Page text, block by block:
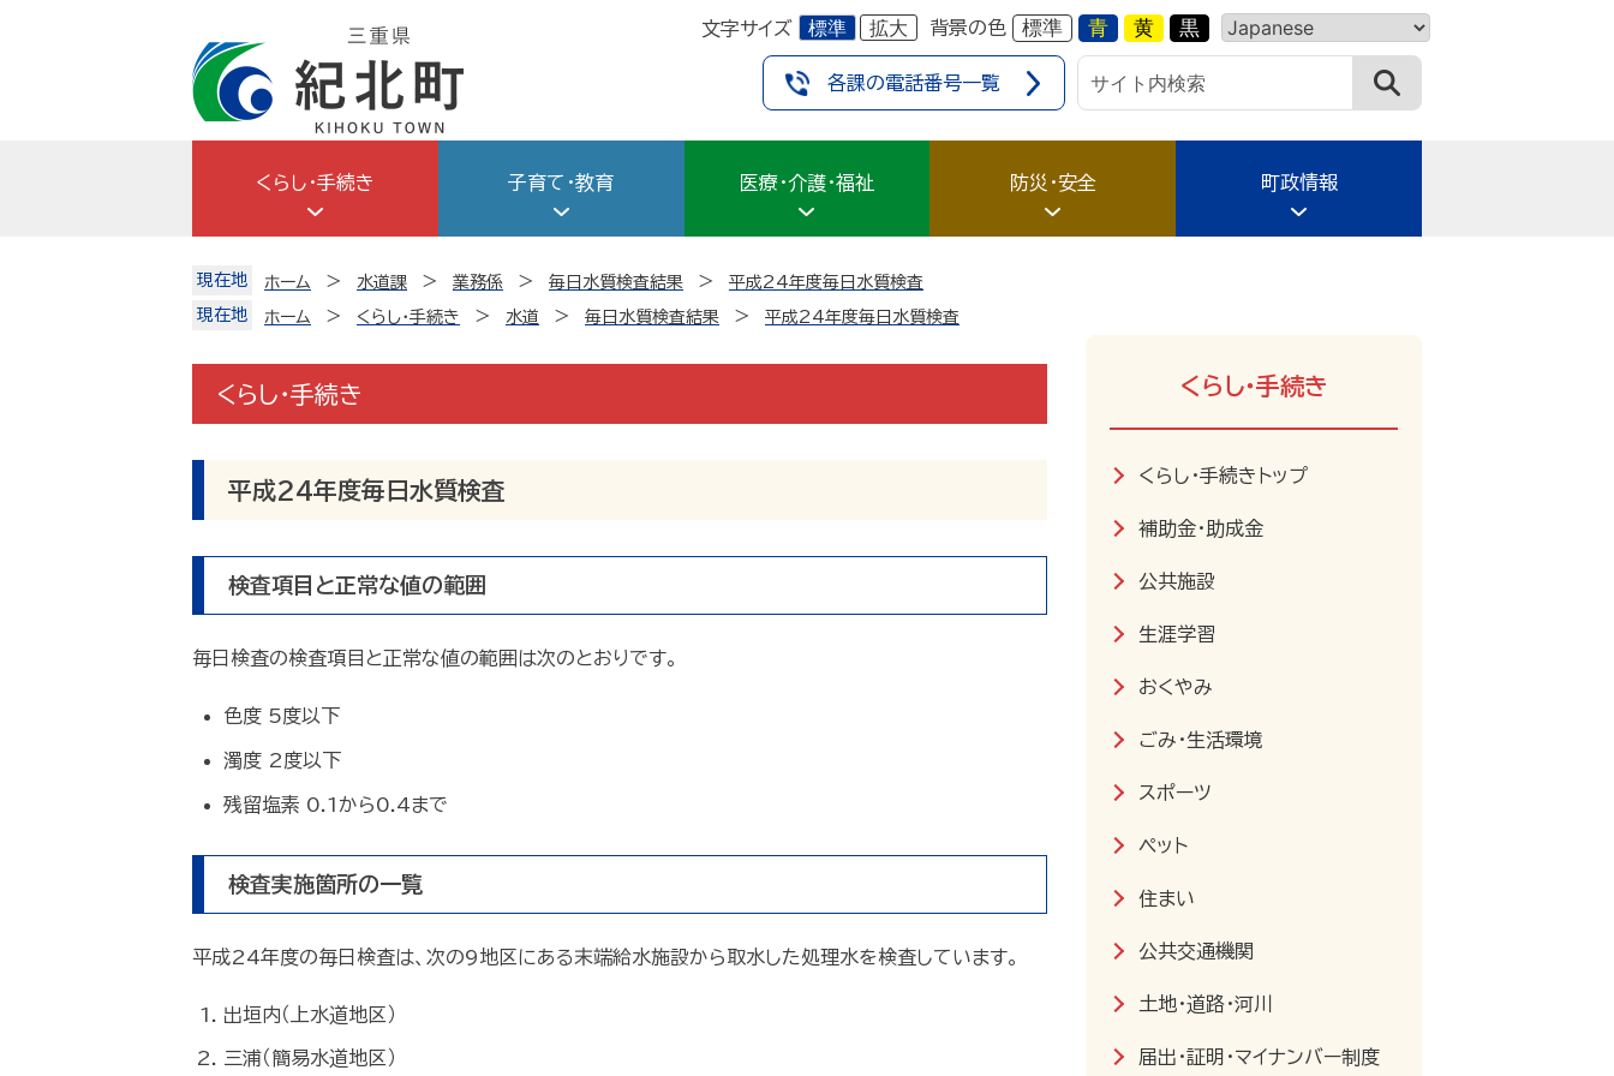
文字サイズ 標準 拡大 背景の色 標準 青 黄 黒
各課の電話番号一覧
くらし・手続き 子育て・教育 医療・介護・福祉 防災・安全 町政情報
現在地 ホーム 水道課 業務係 毎日水質検査結果
平成24年度毎日水質検査
現在地
ホーム くらし・手続き 水道 毎日水質検査結果 平成24年度毎日水質検査
くらし・手続き
平成24年度毎日水質検査
検査項目と正常な値の範囲
毎日検査の検査項目と正常な値の範囲は次のとおりです。
色度 5度以下
濁度 2度以下
残留塩素 0.1から0.4まで
検査実施箇所の一覧
平成24年度の毎日検査は、次の9地区にある末端給水施設から取水した処理水を検査しています。
出垣内（上水道地区）
三浦（簡易水道地区）
くらし・手続き
くらし・手続きトップ
補助金・助成金
公共施設
生涯学習
おくやみ
ごみ・生活環境
スポーツ
ペット
住まい
公共交通機関
土地・道路・河川
届出・証明・マイナンバー制度